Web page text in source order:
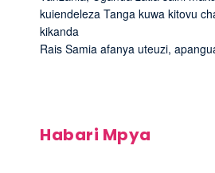
kuiendeleza Tanga kuwa kitovu
kikanda
Rais Samia afanya uteuzi,
Habari Mpya